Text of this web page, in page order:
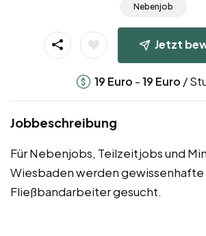
Nebenjob
Jetzt
19 Euro -19 Euro /
Jobbeschreibung
Für Nebenjobs, Teilzeitjobs und
Wiesbaden werden
Fließbandarbeiter gesucht.